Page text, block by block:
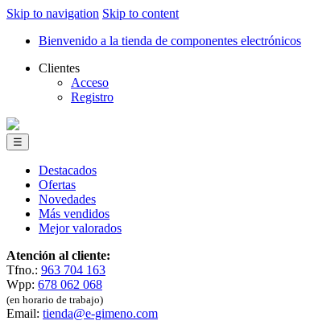
Skip to navigation Skip to content
Bienvenido a la tienda de componentes electrónicos
Clientes
Acceso
Registro
☰
Destacados
Ofertas
Novedades
Más vendidos
Mejor valorados
Atención al cliente:
Tfno.: 963 704 163
Wpp: 678 062 068
(en horario de trabajo)
Email: tienda@e-gimeno.com